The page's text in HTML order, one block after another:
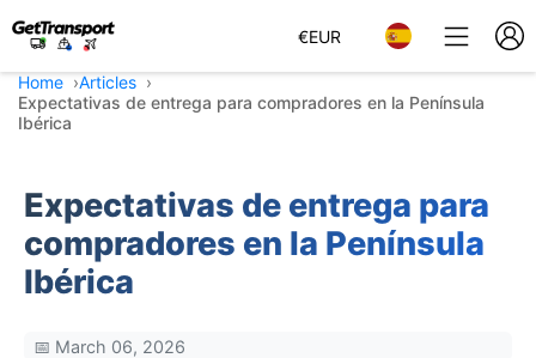
€EUR
Home
Articles
Expectativas de entrega para compradores en la Península
Ibérica
Expectativas de entrega para
compradores en la Península
Ibérica
📅 March 06, 2026